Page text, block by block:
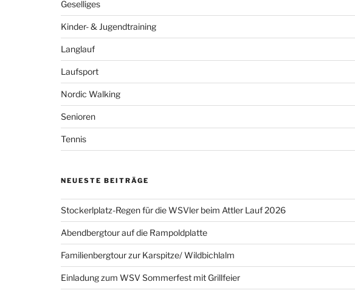
Geselliges
Kinder- & Jugendtraining
Langlauf
Laufsport
Nordic Walking
Senioren
Tennis
NEUESTE BEITRÄGE
Stockerlplatz-Regen für die WSVler beim Attler Lauf 2026
Abendbergtour auf die Rampoldplatte
Familienbergtour zur Karspitze/ Wildbichlalm
Einladung zum WSV Sommerfest mit Grillfeier